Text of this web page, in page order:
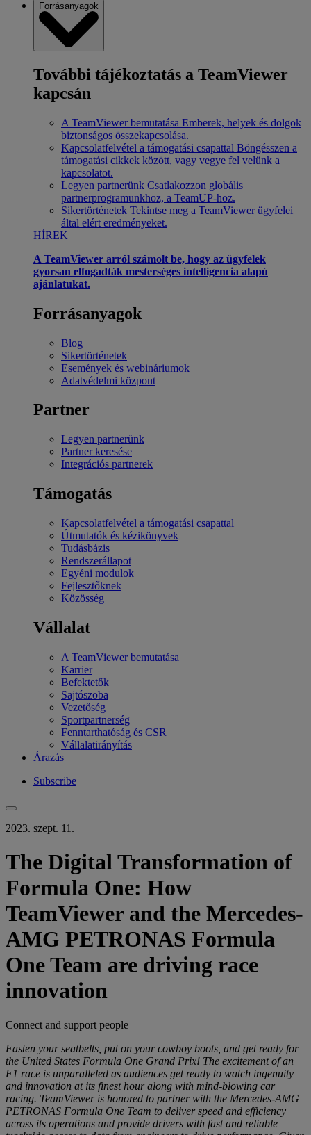
Forrásanyagok
További tájékoztatás a TeamViewer
kapcsán
A TeamViewer bemutatása Emberek, helyek és dolgok
biztonságos összekapcsolása.
Kapcsolatfelvétel a támogatási csapattal Böngésszen a
támogatási cikkek között, vagy vegye fel velünk a
kapcsolatot.
Legyen partnerünk Csatlakozzon globális
partnerprogramunkhoz, a TeamUP-hoz.
Sikertörténetek Tekintse meg a TeamViewer ügyfelei
által elért eredményeket.
HÍREK
A TeamViewer arról számolt be, hogy az ügyfelek
gyorsan elfogadták mesterséges intelligencia alapú
ajánlatukat.
Forrásanyagok
Blog
Sikertörténetek
Események és webináriumok
Adatvédelmi központ
Partner
Legyen partnerünk
Partner keresése
Integrációs partnerek
Támogatás
Kapcsolatfelvétel a támogatási csapattal
Útmutatók és kézikönyvek
Tudásbázis
Rendszerállapot
Egyéni modulok
Fejlesztőknek
Közösség
Vállalat
A TeamViewer bemutatása
Karrier
Befektetők
Sajtószoba
Vezetőség
Sportpartnerség
Fenntarthatóság és CSR
Vállalatirányítás
Árazás
Subscribe
2023. szept. 11.
The Digital Transformation of
Formula One: How
TeamViewer and the Mercedes-
AMG PETRONAS Formula
One Team are driving race
innovation
Connect and support people
Fasten your seatbelts, put on your cowboy boots, and get ready for
the United States Formula One Grand Prix! The excitement of an
F1 race is unparalleled as audiences get ready to watch ingenuity
and innovation at its finest hour along with mind-blowing car
racing. TeamViewer is honored to partner with the Mercedes-AMG
PETRONAS Formula One Team to deliver speed and efficiency
across its operations and provide drivers with fast and reliable